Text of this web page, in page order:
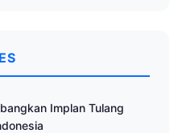
Implan Tulang